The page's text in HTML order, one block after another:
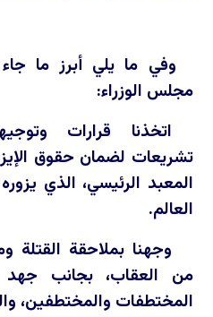
وفي ما يلي أبرز ما
مجلس الوزراء:
اتخذنا قرارات
تشريعات لضمان حقوق
المعبد الرئيسي، الذي
العالم.
وجهنا بملاحقة القتلة
من العقاب، بجانب
المختطفات والمختطفين،